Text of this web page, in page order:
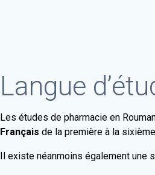
Langue
Les études de pharmacie en
Français de la première à la
Il existe néanmoins également une